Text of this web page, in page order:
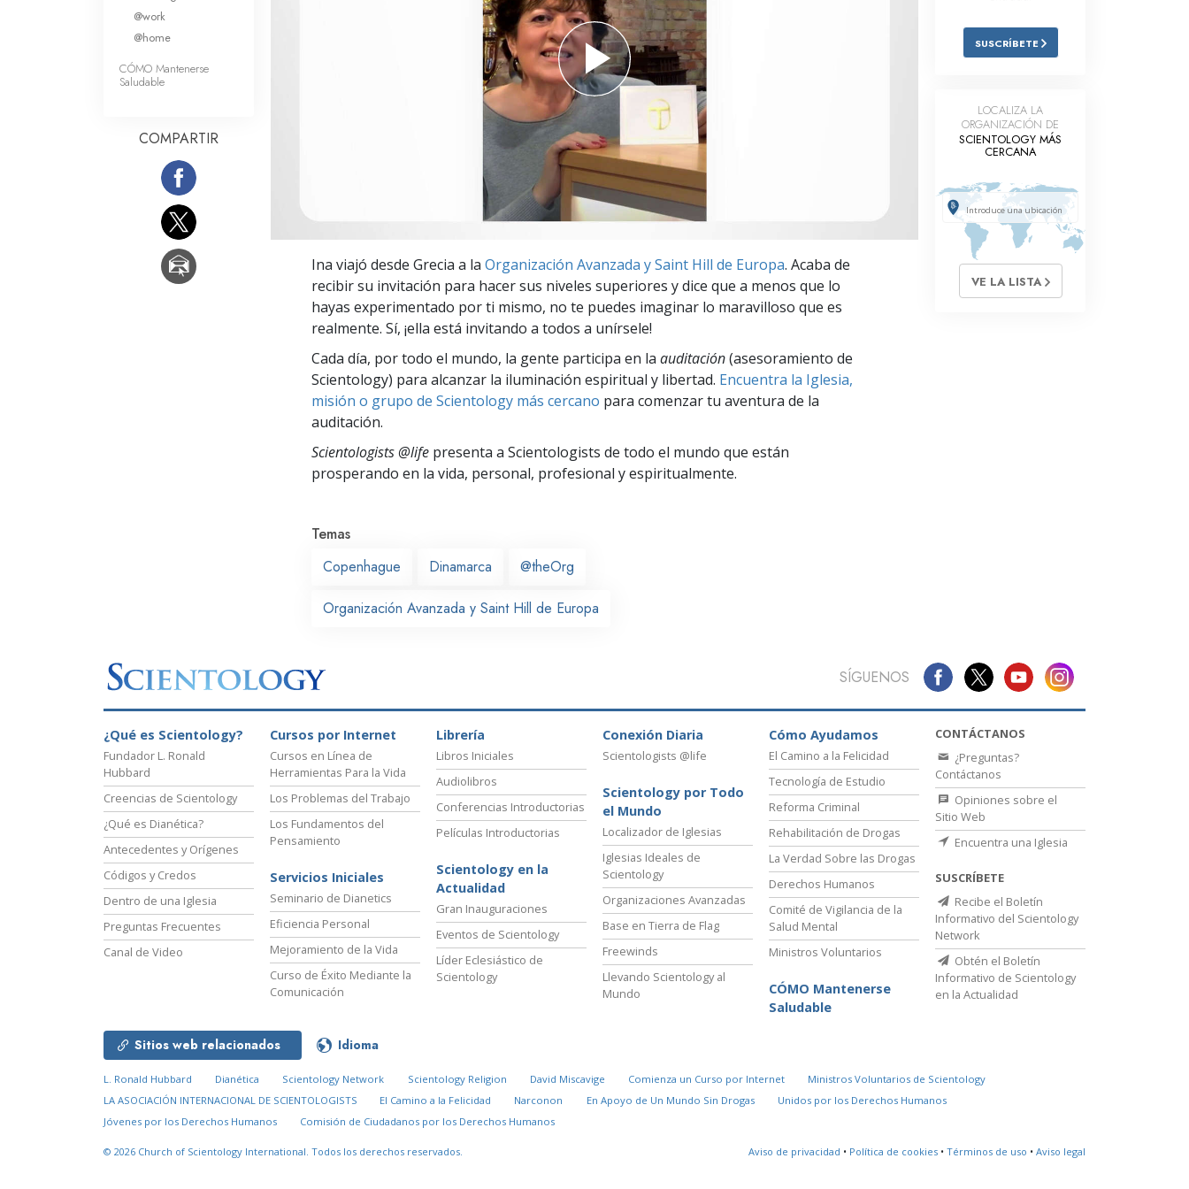
Investigaciones
Los Fundamentos de la Organización
Los Fundamentos de las Relaciones
Ina viajó desde Grecia a la Organización Avanzada y Saint Hill de Europa. Acaba de
recibir su invitación para hacer sus niveles superiores y dice que a menos que lo
hayas experimentado por ti mismo, no te puedes imaginar lo maravilloso que es
realmente. Sí, ¡ella está invitando a todos a unírsele!
Cada día, por todo el mundo, la gente participa en la auditación(asesoramiento de
Scientology) para alcanzar la iluminación espiritual y libertad. Encuentra la Iglesia,
misión o grupo de Scientology más cercano para comenzar tu aventura de la
auditación.
Scientologists @life presenta a Scientologists de todo el mundo que están
prosperando en la vida, personal, profesional y espiritualmente.
Temas
Copenhague
Dinamarca @theOrg
Organización Avanzada y Saint Hill de Europa
@work
@home
CÓMO Mantenerse
Saludable
COMPARTIR
SUSCRÍBETE
LOCALIZA LA
ORGANIZACIÓN DE
SCIENTOLOGY MÁS
CERCANA
VE LA LISTA
SÍGUENOS
¿Qué es Scientology?
Fundador L. Ronald
Hubbard
Creencias de Scientology
¿Qué es Dianética?
Antecedentes y Orígenes
Códigos y Credos
Dentro de una Iglesia
Preguntas Frecuentes
Canal de Video
Cursos por Internet
Cursos en Línea de
Herramientas Para la Vida
Los Problemas del Trabajo
Los Fundamentos del
Pensamiento
Servicios Iniciales
Seminario de Dianetics
Eficiencia Personal
Mejoramiento de la Vida
Curso de Éxito Mediante la
Comunicación
Librería
Libros Iniciales
Audiolibros
Conferencias Introductorias
Películas Introductorias
Scientology en la
Actualidad
Gran Inauguraciones
Eventos de Scientology
Líder Eclesiástico de
Scientology
Conexión Diaria
Scientologists @life
Scientology por Todo
el Mundo
Localizador de Iglesias
Iglesias Ideales de
Scientology
Organizaciones Avanzadas
Base en Tierra de Flag
Freewinds
Llevando Scientology al
Mundo
Cómo Ayudamos
El Camino a la Felicidad
Tecnología de Estudio
Reforma Criminal
Rehabilitación de Drogas
La Verdad Sobre las Drogas
Derechos Humanos
Comité de Vigilancia de la
Salud Mental
Ministros Voluntarios
CÓMO Mantenerse
Saludable
CONTÁCTANOS
¿Preguntas?
Contáctanos
Opiniones sobre el
Sitio Web
Encuentra una Iglesia
SUSCRÍBETE
Recibe el Boletín
Informativo del Scientology
Network
Obtén el Boletín
Informativo de Scientology
en la Actualidad
Sitios web relacionados Idioma
L. Ronald Hubbard Dianética Scientology Network Scientology Religion David Miscavige Comienza un Curso por Internet
Ministros Voluntarios de Scientology
LA ASOCIACIÓN INTERNACIONAL DE SCIENTOLOGISTS
El Camino a la Felicidad Narconon En Apoyo de Un Mundo Sin Drogas
Unidos por los Derechos Humanos
Jóvenes por los Derechos Humanos
Comisión de Ciudadanos por los Derechos Humanos
© 2026 Church of Scientology International. Todos los derechos reservados. Aviso de privacidad • Política de cookies • Términos de uso • Aviso legal